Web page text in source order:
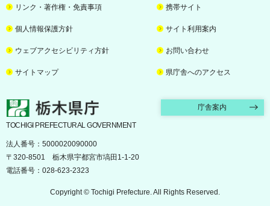
リンク・著作権・免責事項 携帯サイト
個人情報保護方針 サイト利用案内
ウェブアクセシビリティ方針 お問い合わせ
サイトマップ 県庁舎へのアクセス
栃木県庁 庁舎案内
TOCHIGI PREFECTURAL GOVERNMENT
法人番号：5000020090000
〒320-8501 栃木県宇都宮市塙田1-1-20
電話番号：028-623-2323
Copyright © Tochigi Prefecture. All Rights Reserved.